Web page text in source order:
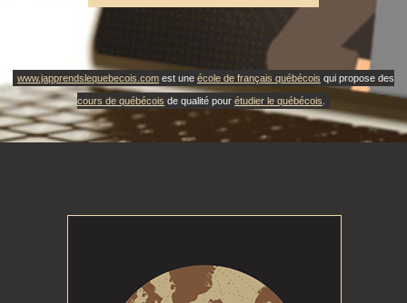
www.japprendslequebecois.com est une école de français québécois qui propose des
cours de québécois de qualité pour étudier le québécois